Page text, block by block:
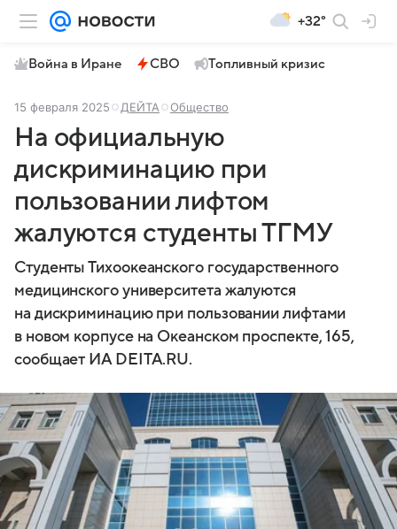
+32°
Война в Иране СВО Топливный кризис
15 февраля 2025 ДЕЙТА Общество
На официальную
дискриминацию при
пользовании лифтом
жалуются студенты ТГМУ
Студенты Тихоокеанского государственного
медицинского университета жалуются
на дискриминацию при пользовании лифтами
в новом корпусе на Океанском проспекте, 165,
сообщает ИА DEITA.RU.